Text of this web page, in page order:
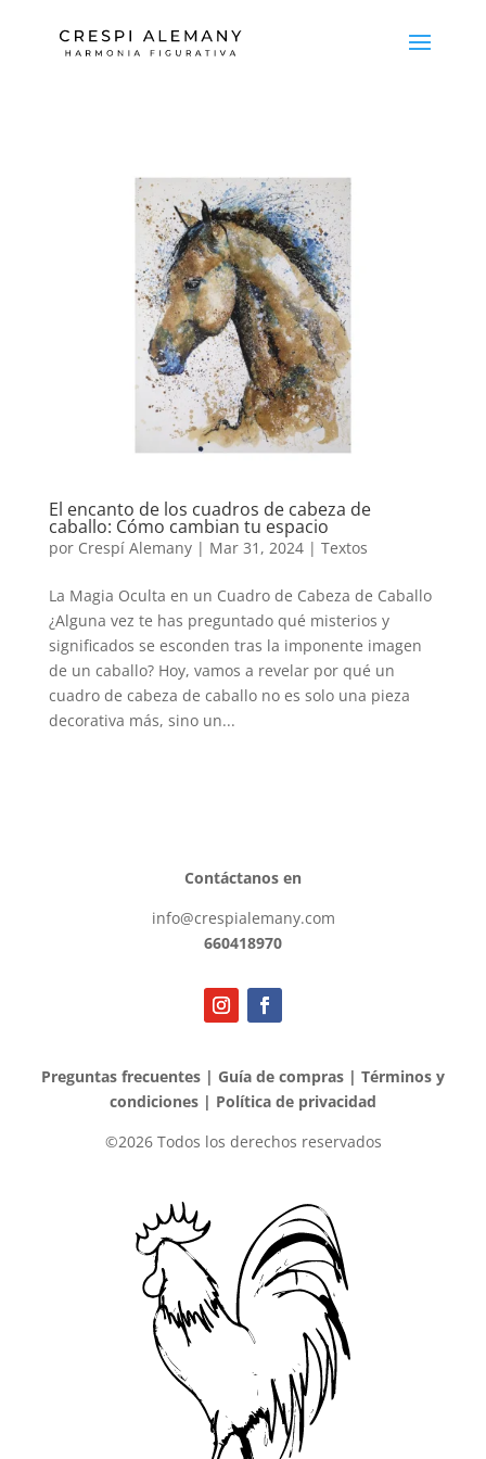
El encanto de los cuadros de cabeza de
caballo: Cómo cambian tu espacio
por Crespí Alemany| Mar 31, 2024| Textos
La Magia Oculta en un Cuadro de Cabeza de Caballo
¿Alguna vez te has preguntado qué misterios y
significados se esconden tras la imponente imagen
de un caballo? Hoy, vamos a revelar por qué un
cuadro de cabeza de caballo no es solo una pieza
decorativa más, sino un...
Contáctanos en
info@crespialemany.com
660418970
Preguntas frecuentes | Guía de compras | Términos y
condiciones | Política de privacidad
©2026 Todos los derechos reservados